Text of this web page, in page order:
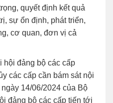
quyết định kết quả
sự ổn định, phát triển,
cơ quan, đơn vị cả
đảng bộ các cấp
các cấp cần bám sát nội
14/06/2024 của Bộ
đảng bộ các cấp tiến tới